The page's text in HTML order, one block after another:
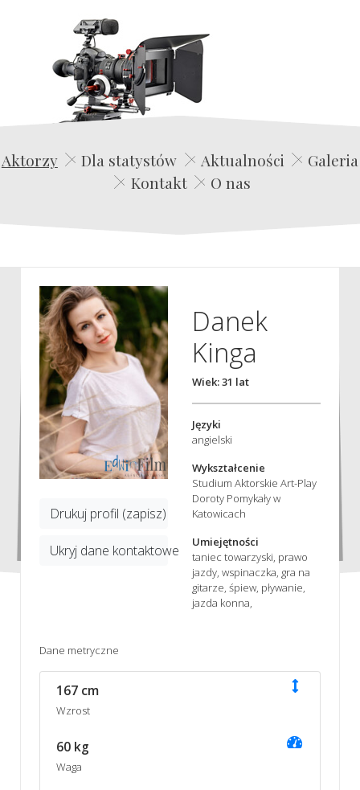
Edwin Film Agencja Aktorska
Aktorzy Dla statystów Aktualności
Galeria
Kontakt
O nas
Drukuj profil (zapisz)
Ukryj dane kontaktowe
Danek
Kinga
Wiek: 31 lat
Języki
angielski
Wykształcenie
Studium Aktorskie Art-Play
Doroty Pomykały w
Katowicach
Umiejętności
taniec towarzyski, prawo
jazdy, wspinaczka, gra na
gitarze, śpiew, pływanie,
jazda konna,
Dane metryczne
167 cm
Wzrost
60 kg
Waga